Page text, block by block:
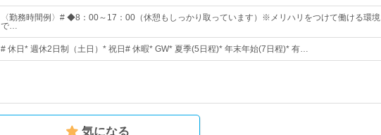
〈勤務時間例〉# ◆8：00～17：00（休憩もしっかり取っています）※メリハリをつけて働ける環境
で…
# 休日* 週休2日制（土日）* 祝日# 休暇* GW* 夏季(5日程)* 年末年始(7日程)* 有…
気になる